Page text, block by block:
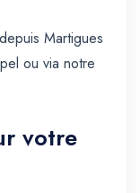
Martigues
ou via notre
votre